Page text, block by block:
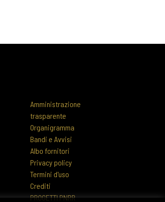
Amministrazione
trasparente
Organigramma
Bandi e Avvisi
Albo fornitori
Privacy policy
Termini d'uso
Crediti
PROGETTI PNRR